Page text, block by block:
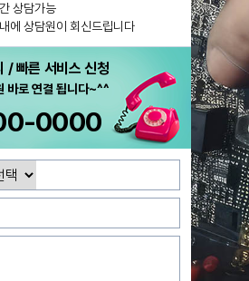
상담가능
에 상담원이 회신드립니다
/ 빠른 서비스 신청
바로 연결 됩니다~^^
0000